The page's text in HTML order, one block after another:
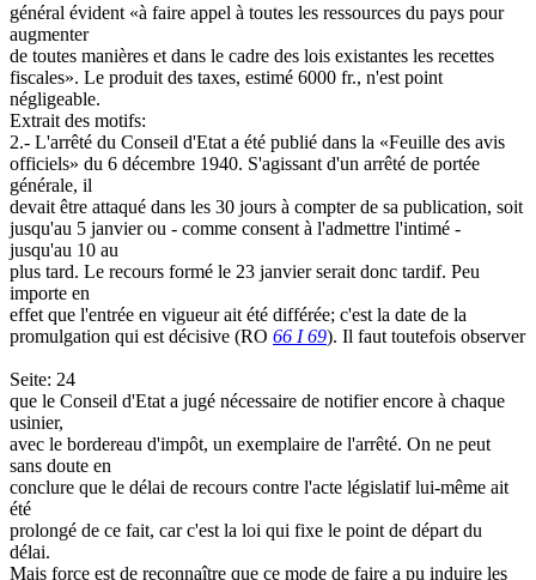
général évident «à faire appel à toutes les ressources du pays pour
augmenter
de toutes manières et dans le cadre des lois existantes les recettes
fiscales». Le produit des taxes, estimé 6000 fr., n'est point
négligeable.
Extrait des motifs:
2.- L'arrêté du Conseil d'Etat a été publié dans la «Feuille des avis
officiels» du 6 décembre 1940. S'agissant d'un arrêté de portée
générale, il
devait être attaqué dans les 30 jours à compter de sa publication, soit
jusqu'au 5 janvier ou - comme consent à l'admettre l'intimé -
jusqu'au 10 au
plus tard. Le recours formé le 23 janvier serait donc tardif. Peu
importe en
effet que l'entrée en vigueur ait été différée; c'est la date de la
promulgation qui est décisive (RO 66 I 69). Il faut toutefois observer
Seite: 24
que le Conseil d'Etat a jugé nécessaire de notifier encore à chaque
usinier,
avec le bordereau d'impôt, un exemplaire de l'arrêté. On ne peut
sans doute en
conclure que le délai de recours contre l'acte législatif lui-même ait
été
prolongé de ce fait, car c'est la loi qui fixe le point de départ du
délai.
Mais force est de reconnaître que ce mode de faire a pu induire les